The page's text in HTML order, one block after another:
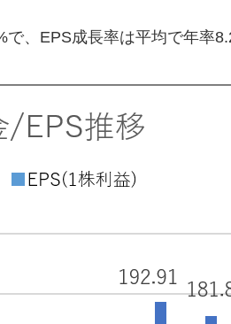
、EPS成長率は平均で年率